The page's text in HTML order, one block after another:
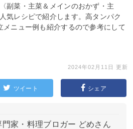
副菜・主菜＆メインのおかず・主
気レシピで紹介します。高タンパク
ニュー例も紹介するので参考にして
2024年02月11日 更新
ツイート シェア
門家・料理ブロガー どめさん